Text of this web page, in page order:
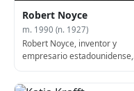
Robert Noyce
m. 1990 (n. 1927)
Robert Noyce, inventor y
empresario estadounidense,